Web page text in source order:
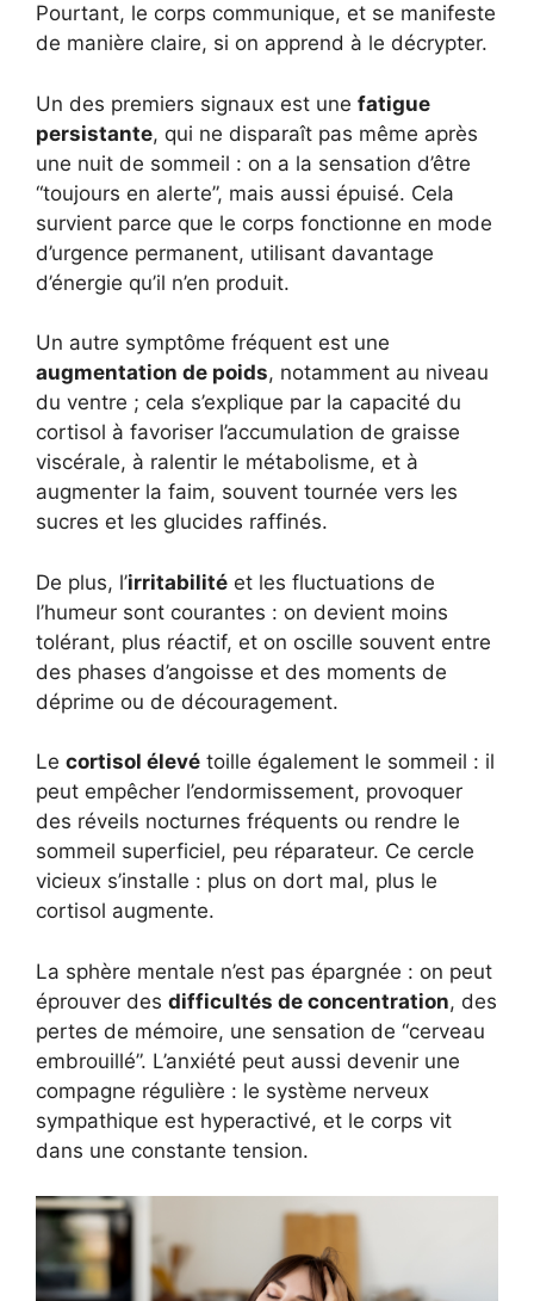
Pourtant, le corps communique, et se manifeste
de manière claire, si on apprend à le décrypter.
Un des premiers signaux est une fatigue
persistante, qui ne disparaît pas même après
une nuit de sommeil : on a la sensation d’être
“toujours en alerte”, mais aussi épuisé. Cela
survient parce que le corps fonctionne en mode
d’urgence permanent, utilisant davantage
d’énergie qu’il n’en produit.
Un autre symptôme fréquent est une
augmentation de poids, notamment au niveau
du ventre ; cela s’explique par la capacité du
cortisol à favoriser l’accumulation de graisse
viscérale, à ralentir le métabolisme, et à
augmenter la faim, souvent tournée vers les
sucres et les glucides raffinés.
De plus, l’irritabilité et les fluctuations de
l’humeur sont courantes : on devient moins
tolérant, plus réactif, et on oscille souvent entre
des phases d’angoisse et des moments de
déprime ou de découragement.
Le cortisol élevé toille également le sommeil : il
peut empêcher l’endormissement, provoquer
des réveils nocturnes fréquents ou rendre le
sommeil superficiel, peu réparateur. Ce cercle
vicieux s’installe : plus on dort mal, plus le
cortisol augmente.
La sphère mentale n’est pas épargnée : on peut
éprouver des difficultés de concentration, des
pertes de mémoire, une sensation de “cerveau
embrouillé”. L’anxiété peut aussi devenir une
compagne régulière : le système nerveux
sympathique est hyperactivé, et le corps vit
dans une constante tension.